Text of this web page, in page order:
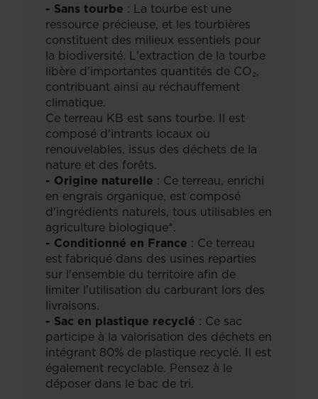
- Sans tourbe : La tourbe est une
ressource précieuse, et les tourbières
constituent des milieux essentiels pour
la biodiversité. L'extraction de la tourbe
libère d’importantes quantités de CO₂,
contribuant ainsi au réchauffement
climatique.
Ce terreau KB est sans tourbe. Il est
composé d'intrants locaux ou
renouvelables, issus des déchets de la
nature et des forêts.
- Origine naturelle : Ce terreau, enrichi
en engrais organique, est composé
d'ingrédients naturels, tous utilisables en
agriculture biologique*.
- Conditionné en France : Ce terreau
est fabriqué dans des usines reparties
sur l'ensemble du territoire afin de
limiter l'utilisation du carburant lors des
livraisons.
- Sac en plastique recyclé : Ce sac
participe à la valorisation des déchets en
intégrant 80% de plastique recyclé. Il est
également recyclable. Pensez à le
déposer dans le bac de tri.